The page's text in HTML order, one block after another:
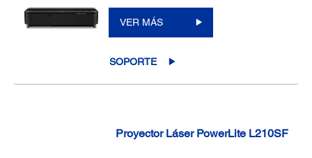
VER MÁS
SOPORTE
Proyector Láser PowerLite L210SF